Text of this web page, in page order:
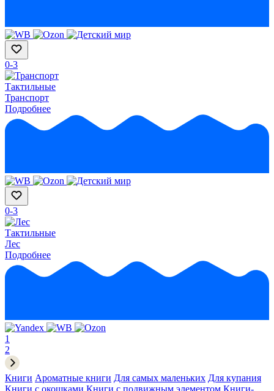
0-3
Тактильные
Транспорт
Подробнее
0-3
Тактильные
Лес
Подробнее
1
2
Книги Ароматные книги Для самых маленьких Для купания
Книги с окошками Книги с подвижным элементом Книги-